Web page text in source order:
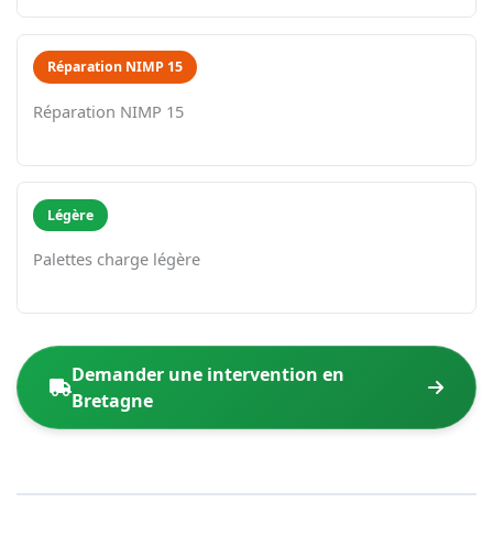
Réparation NIMP 15
Réparation NIMP 15
Légère
Palettes charge légère
Demander une intervention en
Bretagne